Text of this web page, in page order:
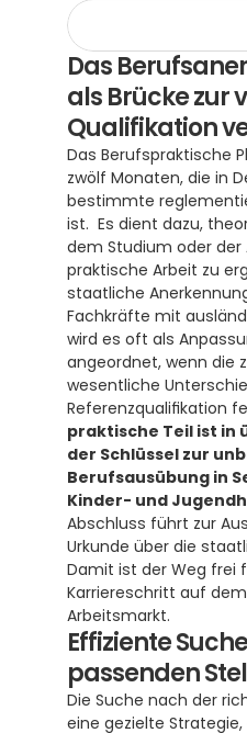
Das
als Brücke zur
Qualifikation
Das Berufspraktische
zwölf Monaten, die in
bestimmte
ist.  Es dient dazu,
dem Studium oder der
praktische Arbeit zu
staatliche
Fachkräfte mit
wird es oft als
angeordnet, wenn die
wesentliche
Referenzqualifikation
praktische Teil ist in
der Schlüssel zur
Berufsausübung in
Kinder- und
Abschluss führt zur
Urkunde über die
Damit ist der Weg frei
Karriereschritt auf
Arbeitsmarkt.
Effiziente
passenden
Die Suche nach der
eine gezielte